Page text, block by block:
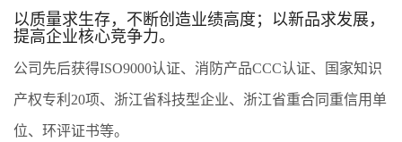
以质量求生存，不断创造业绩高度；以新品求发展，
提高企业核心竞争力。
公司先后获得ISO9000认证、消防产品CCC认证、国家知识
产权专利20项、浙江省科技型企业、浙江省重合同重信用单
位、环评证书等。